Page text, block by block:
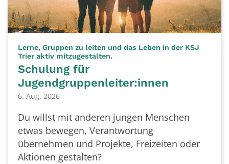
Lerne, Gruppen zu leiten und das Leben in der KSJ
Trier aktiv mitzugestalten.
Schulung für
Jugendgruppenleiter:innen
6. Aug. 2026
Du willst mit anderen jungen Menschen
etwas bewegen, Verantwortung
übernehmen und Projekte, Freizeiten oder
Aktionen gestalten?